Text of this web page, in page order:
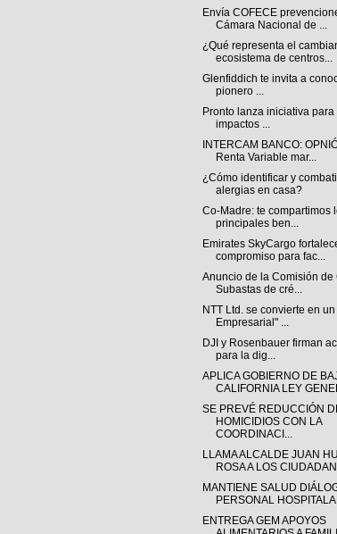
Envía COFECE
Cámara Nacional de ...
¿Qué representa el
ecosistema de centros...
Glenfiddich te invita a
pionero ...
Pronto lanza iniciativa
impactos ...
INTERCAM BANCO:
Renta Variable mar...
¿Cómo identificar y
alergias en casa?
Co-Madre: te compartimos
principales ben...
Emirates SkyCargo
compromiso para fac...
Anuncio de la Comisión de
Subastas de cré...
NTT Ltd. se convierte en
Empresarial" ...
DJI y Rosenbauer firman
para la dig...
APLICA GOBIERNO DE
CALIFORNIA LEY
SE PREVÉ REDUCCIÓN
HOMICIDIOS CON LA
COORDINACI...
LLAMA ALCALDE JUAN
ROSA A LOS
MANTIENE SALUD
PERSONAL
ENTREGA GEM APOYOS